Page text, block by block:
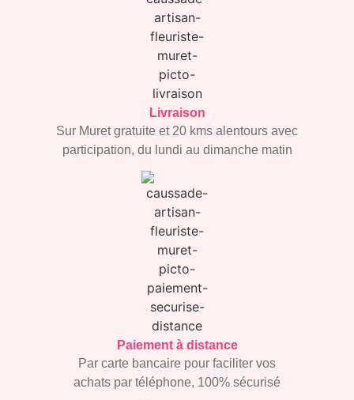
Livraison
Sur Muret gratuite et 20 kms alentours avec
participation, du lundi au dimanche matin
Paiement à distance
Par carte bancaire pour faciliter vos
achats par téléphone, 100% sécurisé